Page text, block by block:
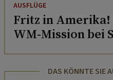
AUSFLÜGE
Fritz in Amerika!
WM-Mission bei
DAS KÖNNTE SIE